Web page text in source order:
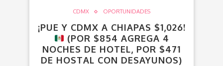
CDMX OPORTUNIDADES
¡PUE Y CDMX A CHIAPAS $1,026!
(POR $854 AGREGA 4
NOCHES DE HOTEL, POR $471
DE HOSTAL CON DESAYUNOS)